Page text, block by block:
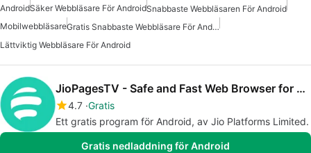
AndroidSäker Webbläsare För AndroidSnabbaste Webbläsaren För Android
Mobilwebbläsare
Gratis Snabbaste Webbläsare För Android
Lättviktig Webbläsare För Android
JioPagesTV - Safe and Fast Web Browser for TV
4.7 Gratis
Ett gratis program för Android, av Jio Platforms Limited.
Gratis nedladdning för Android